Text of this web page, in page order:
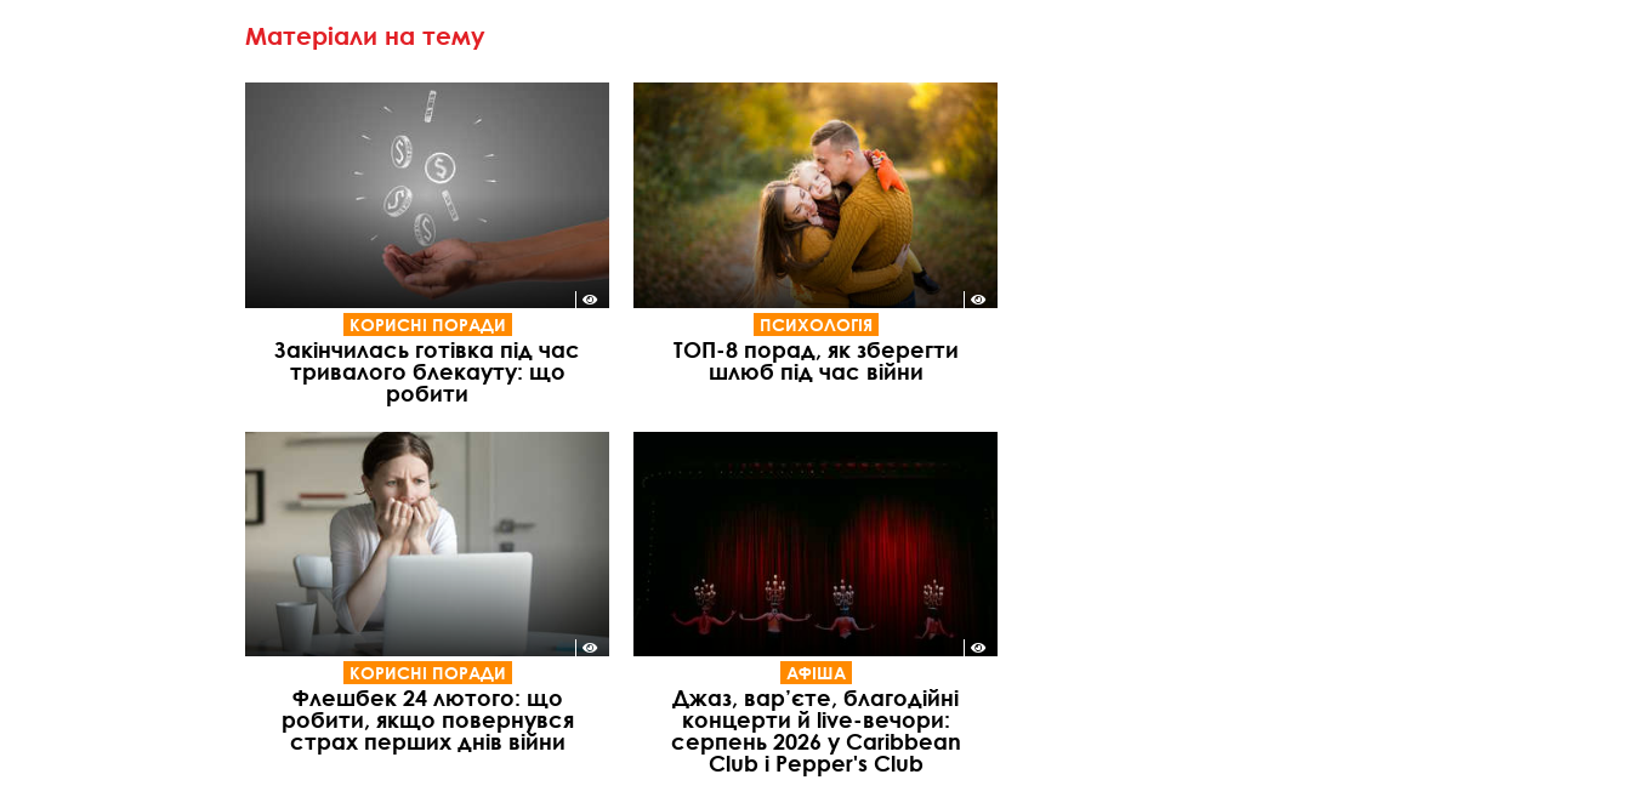
Матеріали на тему
КОРИСНІ ПОРАДИ
Закінчилась готівка під час
тривалого блекауту: що
робити
ПСИХОЛОГІЯ
ТОП-8 порад, як зберегти
шлюб під час війни
КОРИСНІ ПОРАДИ
Флешбек 24 лютого: що
робити, якщо повернувся
страх перших днів війни
АФІША
Джаз, вар’єте, благодійні
концерти й live-вечори:
серпень 2026 у Caribbean
Club і Pepper's Club